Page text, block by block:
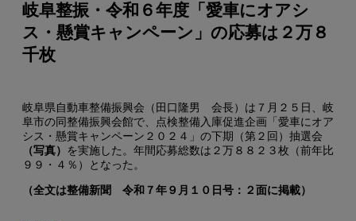
岐阜整振・令和６年度「愛車にオアシ
ス・懸賞キャンペーン」の応募は２万８
千枚
岐阜県自動車整備振興会（田口隆男 会長）は７月２５日、岐
阜市の同整備振興会館で、点検整備入庫促進企画「愛車にオア
シス・懸賞キャンペーン２０２４」の下期（第２回）抽選会
（写真）
を実施した。年間応募総数は２万８８２３枚（前年比
９９・４％）となった。
（全文は整備新聞 令和７年９月１０日号：２面に掲載）